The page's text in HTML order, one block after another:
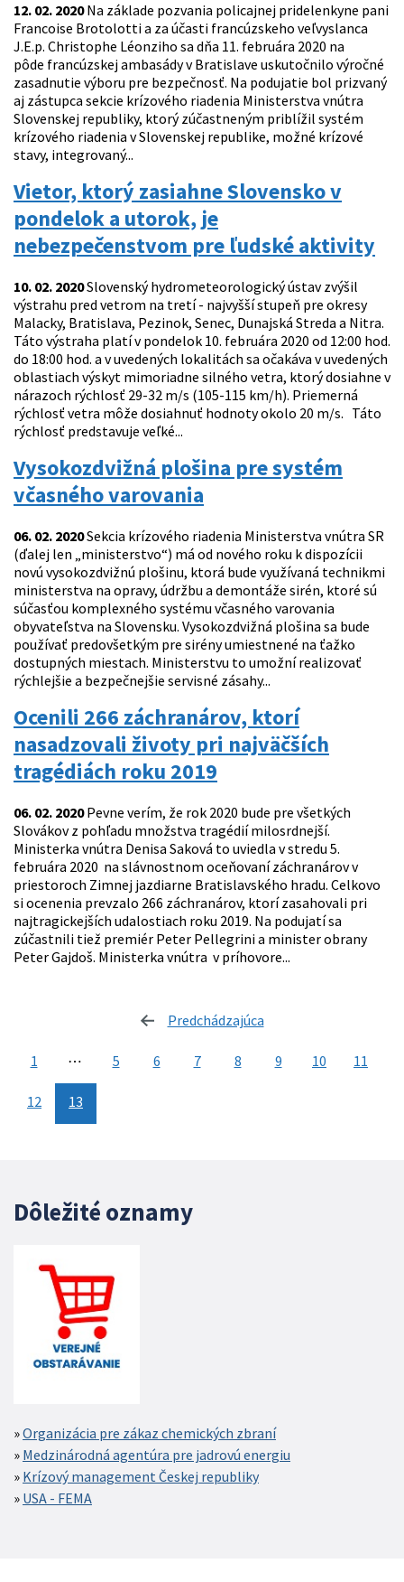
12. 02. 2020Na základe pozvania policajnej pridelenkyne pani
Francoise Brotolotti a za účasti francúzskeho veľvyslanca
J.E.p. Christophe Léonziho sa dňa 11. februára 2020 na
pôde francúzskej ambasády v Bratislave uskutočnilo výročné
zasadnutie výboru pre bezpečnosť. Na podujatie bol prizvaný
aj zástupca sekcie krízového riadenia Ministerstva vnútra
Slovenskej republiky, ktorý zúčastneným priblížil systém
krízového riadenia v Slovenskej republike, možné krízové
stavy, integrovaný...
Vietor, ktorý zasiahne Slovensko v
pondelok a utorok, je
nebezpečenstvom pre ľudské aktivity
10. 02. 2020Slovenský hydrometeorologický ústav zvýšil
výstrahu pred vetrom na tretí - najvyšší stupeň pre okresy
Malacky, Bratislava, Pezinok, Senec, Dunajská Streda a Nitra.
Táto výstraha platí v pondelok 10. februára 2020 od 12:00 hod.
do 18:00 hod. a v uvedených lokalitách sa očakáva v uvedených
oblastiach výskyt mimoriadne silného vetra, ktorý dosiahne v
nárazoch rýchlosť 29-32 m/s (105-115 km/h). Priemerná
rýchlosť vetra môže dosiahnuť hodnoty okolo 20 m/s. Táto
rýchlosť predstavuje veľké...
Vysokozdvižná plošina pre systém
včasného varovania
06. 02. 2020Sekcia krízového riadenia Ministerstva vnútra SR
(ďalej len „ministerstvo“) má od nového roku k dispozícii
novú vysokozdvižnú plošinu, ktorá bude využívaná technikmi
ministerstva na opravy, údržbu a demontáže sirén, ktoré sú
súčasťou komplexného systému včasného varovania
obyvateľstva na Slovensku. Vysokozdvižná plošina sa bude
používať predovšetkým pre sirény umiestnené na ťažko
dostupných miestach. Ministerstvu to umožní realizovať
rýchlejšie a bezpečnejšie servisné zásahy...
Ocenili 266 záchranárov, ktorí
nasadzovali životy pri najväčších
tragédiách roku 2019
06. 02. 2020Pevne verím, že rok 2020 bude pre všetkých
Slovákov z pohľadu množstva tragédií milosrdnejší.
Ministerka vnútra Denisa Saková to uviedla v stredu 5.
februára 2020 na slávnostnom oceňovaní záchranárov v
priestoroch Zimnej jazdiarne Bratislavského hradu. Celkovo
si ocenenia prevzalo 266 záchranárov, ktorí zasahovali pri
najtragickejších udalostiach roku 2019. Na podujatí sa
zúčastnili tiež premiér Peter Pellegrini a minister obrany
Peter Gajdoš. Ministerka vnútra v príhovore...
Predchádzajúca
1 ⋯ 5 6 7 8 9 10 11
12 13
Dôležité oznamy
Organizácia pre zákaz chemických zbraní
Medzinárodná agentúra pre jadrovú energiu
Krízový management Českej republiky
USA - FEMA